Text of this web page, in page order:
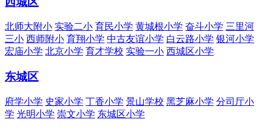
北师大附小 实验二小 育民小学 黄城根小学 奋斗小学 三里河
三小 西师附小 育翔小学 中古友谊小学 白云路小学 银河小学
宏庙小学 北京小学 育才学校 实验一小 西城区小学
东城区
府学小学 史家小学 丁香小学 景山学校 黑芝麻小学 分司厅小
学 光明小学 崇文小学 东城区小学